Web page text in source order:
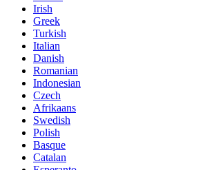
Irish
Greek
Turkish
Italian
Danish
Romanian
Indonesian
Czech
Afrikaans
Swedish
Polish
Basque
Catalan